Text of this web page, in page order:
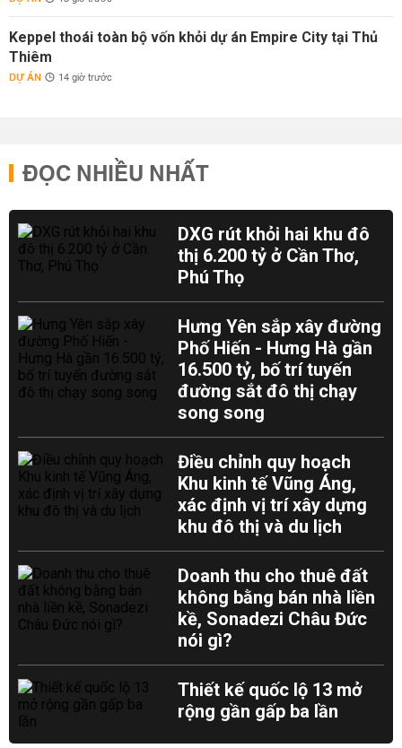
Keppel thoái toàn bộ vốn khỏi dự án Empire City tại Thủ
Thiêm
DỰ ÁN 14 giờ trước
ĐỌC NHIỀU NHẤT
DXG rút khỏi hai khu đô
thị 6.200 tỷ ở Cần Thơ,
Phú Thọ
Hưng Yên sắp xây đường
Phố Hiến - Hưng Hà gần
16.500 tỷ, bố trí tuyến
đường sắt đô thị chạy
song song
Điều chỉnh quy hoạch
Khu kinh tế Vũng Áng,
xác định vị trí xây dựng
khu đô thị và du lịch
Doanh thu cho thuê đất
không bằng bán nhà liền
kề, Sonadezi Châu Đức
nói gì?
Thiết kế quốc lộ 13 mở
rộng gần gấp ba lần